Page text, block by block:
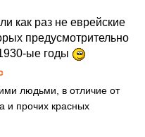
как раз не еврейские
предусмотрительно
ые годы
людьми, в отличие от
и прочих красных